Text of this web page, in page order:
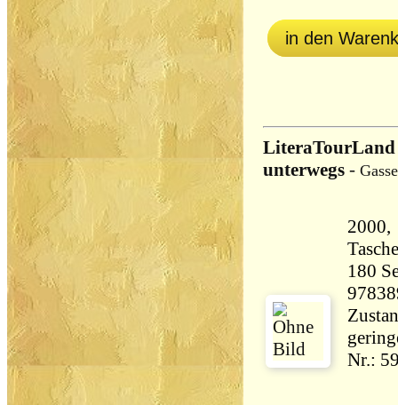
in den
unterwegs -
180 Seiten
Nr.: